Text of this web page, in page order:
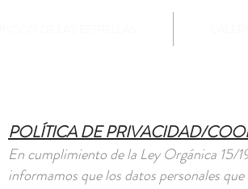
POLÍTICA DE PRIVACIDAD/
En cumplimiento de la Ley Orgánica 15/
informamos que los datos personales